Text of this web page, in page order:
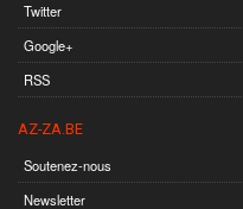
Twitter
Google+
RSS
AZ-ZA.BE
Soutenez-nous
Newsletter